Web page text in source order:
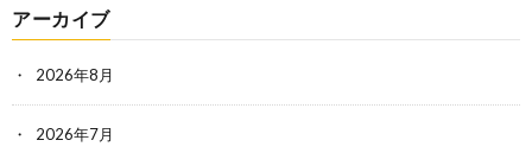
アーカイブ
2026年8月
2026年7月